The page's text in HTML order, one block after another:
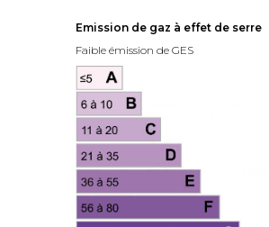
Emission de gaz à effet de serre
Faible émission de GES